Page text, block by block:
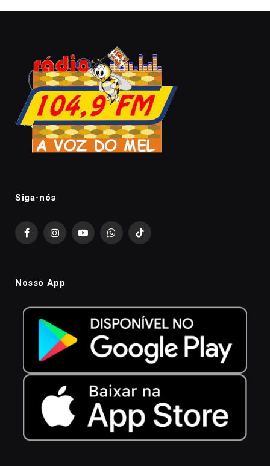
Siga-nós
FacebookInstagramYouTubeWhatsAppTikTok
Nosso App